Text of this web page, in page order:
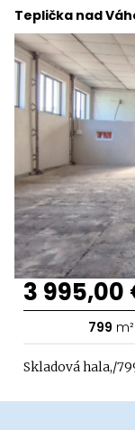
Teplička nad
3
799 m²
Skladová hala,/